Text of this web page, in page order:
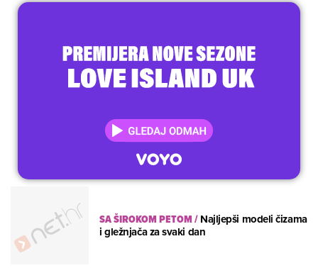
SA ŠIROKOM PETOM/Najljepši modeli čizama
i gležnjača za svaki dan